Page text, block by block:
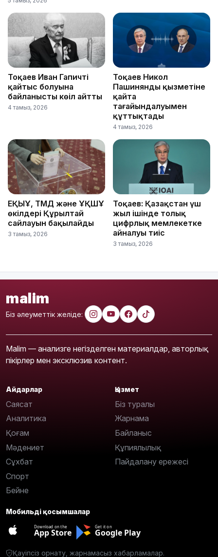
Тоқаев Иван Гапичтің
қайтыс болуына
байланысты көңіл айтты
4 тамыз, 2026
Тоқаев Никол
Пашинянды қызметіне
қайта
тағайындалуымен
құттықтады
4 тамыз, 2026
ЕҚЫҰ, ТМД және ҰҚШҰ
өкілдері Құрылтай
сайлауын бақылайды
3 тамыз, 2026
Тоқаев: Қазақстан үш
жыл ішінде толық
цифрлық мемлекетке
айналуы тиіс
3 тамыз, 2026
malim
Біз әлеуметтік желіде:
Malim — анализге негізделген материалдар, авторлық
пікірлер мен эксклюзив контент.
Айдарлар
Саясат
Аналитика
Қоғам
Мәдениет
Сұхбат
Спорт
Бейне
Қызмет
Біз туралы
Жарнама
Байланыс
Құпиялылық
Пайдалану ережесі
Мобильді қосымшалар
Download on the
App Store
Get it on
Google Play
Қауіпсіз орнату, жарнамасыз хабарламалар.